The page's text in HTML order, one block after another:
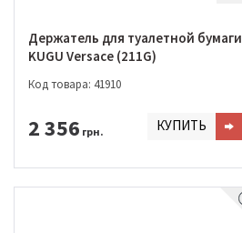
Держатель для туалетной бумаги
KUGU Versace (211G)
Код товара: 41910
2 356 грн. КУПИТЬ